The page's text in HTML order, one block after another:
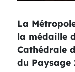
La
la médaille
Cathédrale
du Paysage